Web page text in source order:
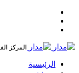
المركز
الرئيسية